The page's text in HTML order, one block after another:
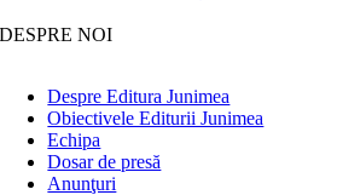
DESPRE NOI
Despre Editura Junimea
Obiectivele Editurii Junimea
Echipa
Dosar de presă
Anunţuri